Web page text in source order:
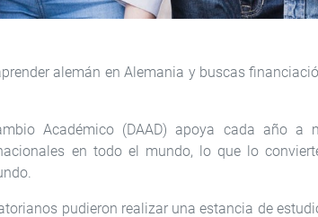
alemán en Alemania y buscas
Académico (DAAD) apoya cada año a
en todo el mundo, lo que lo
pudieron realizar una estancia de